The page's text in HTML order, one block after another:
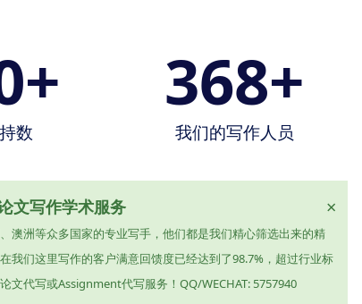
+
数
368+
我们的写作人员
文写作学术服务
澳洲等众多国家的专业写手，他们都是我们精心筛选出来的精
我们这里写作的客户满意回馈度已经达到了98.7%，超过行业标
文代写或Assignment代写服务！QQ/WECHAT: 5757940
×